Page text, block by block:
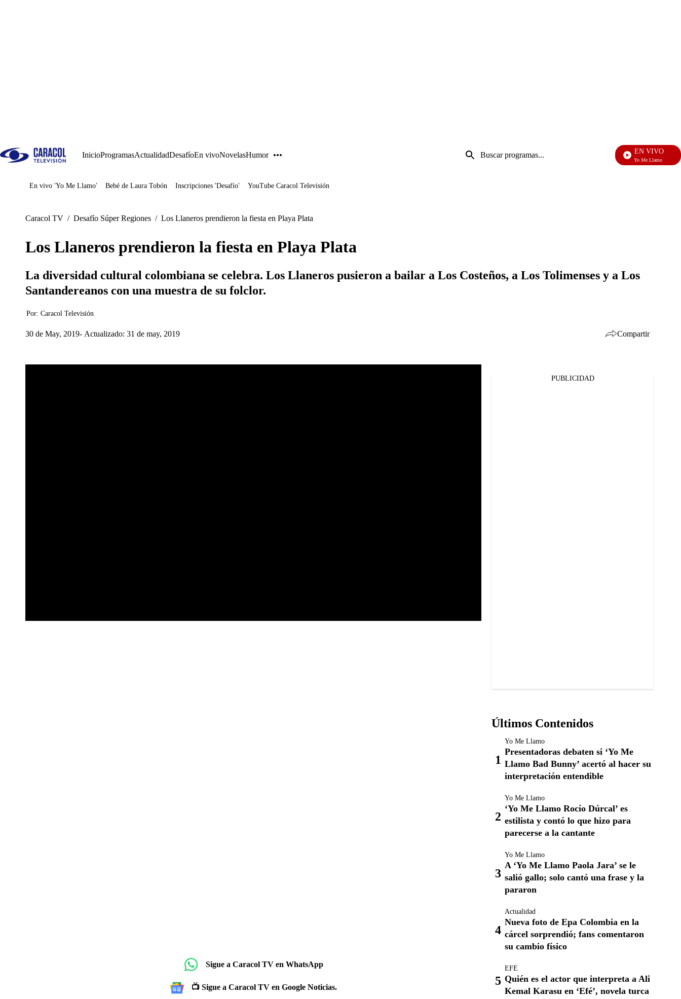
InicioProgramasActualidadDesafíoEn vivoNovelasHumor
Entrada
de
EN VIVO
Yo Me Llamo
Juegos
En vivo 'Yo Me Llamo' Bebé de Laura Tobón Inscripciones 'Desafío' YouTube Caracol Televisión
Caracol TV / Desafío Súper Regiones / Los Llaneros prendieron la fiesta en Playa Plata
Los Llaneros prendieron la fiesta en Playa Plata
La diversidad cultural colombiana se celebra. Los Llaneros pusieron a bailar a Los Costeños, a Los Tolimenses y a Los
Santandereanos con una muestra de su folclor.
Por: Caracol Televisión
30 de May, 2019 Actualizado: 31 de may, 2019 Compartir
Sigue a Caracol TV en WhatsApp
📺 Sigue a Caracol TV en Google Noticias.
PUBLICIDAD
Últimos Contenidos
Yo Me Llamo
Presentadoras debaten si ‘Yo Me
Llamo Bad Bunny’ acertó al hacer su
interpretación entendible
Yo Me Llamo
‘Yo Me Llamo Rocío Dúrcal’ es
estilista y contó lo que hizo para
parecerse a la cantante
Yo Me Llamo
A ‘Yo Me Llamo Paola Jara’ se le
salió gallo; solo cantó una frase y la
pararon
Actualidad
Nueva foto de Epa Colombia en la
cárcel sorprendió; fans comentaron
su cambio físico
EFÉ
Quién es el actor que interpreta a Ali
Kemal Karasu en ‘Efé’, novela turca